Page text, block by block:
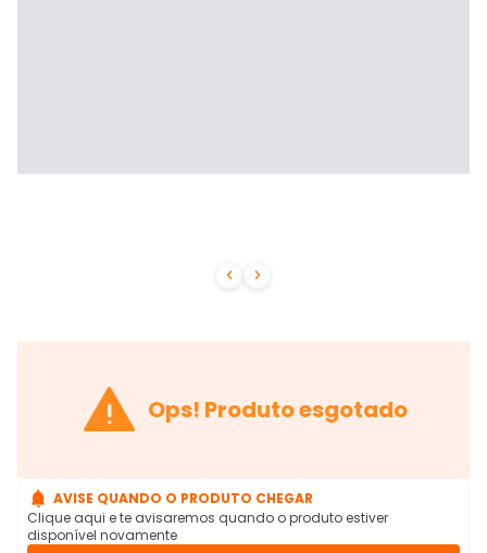
 
 Ops! Produto esgotado
 AVISE QUANDO O PRODUTO CHEGAR
Clique aqui e te avisaremos quando o produto estiver
disponível novamente